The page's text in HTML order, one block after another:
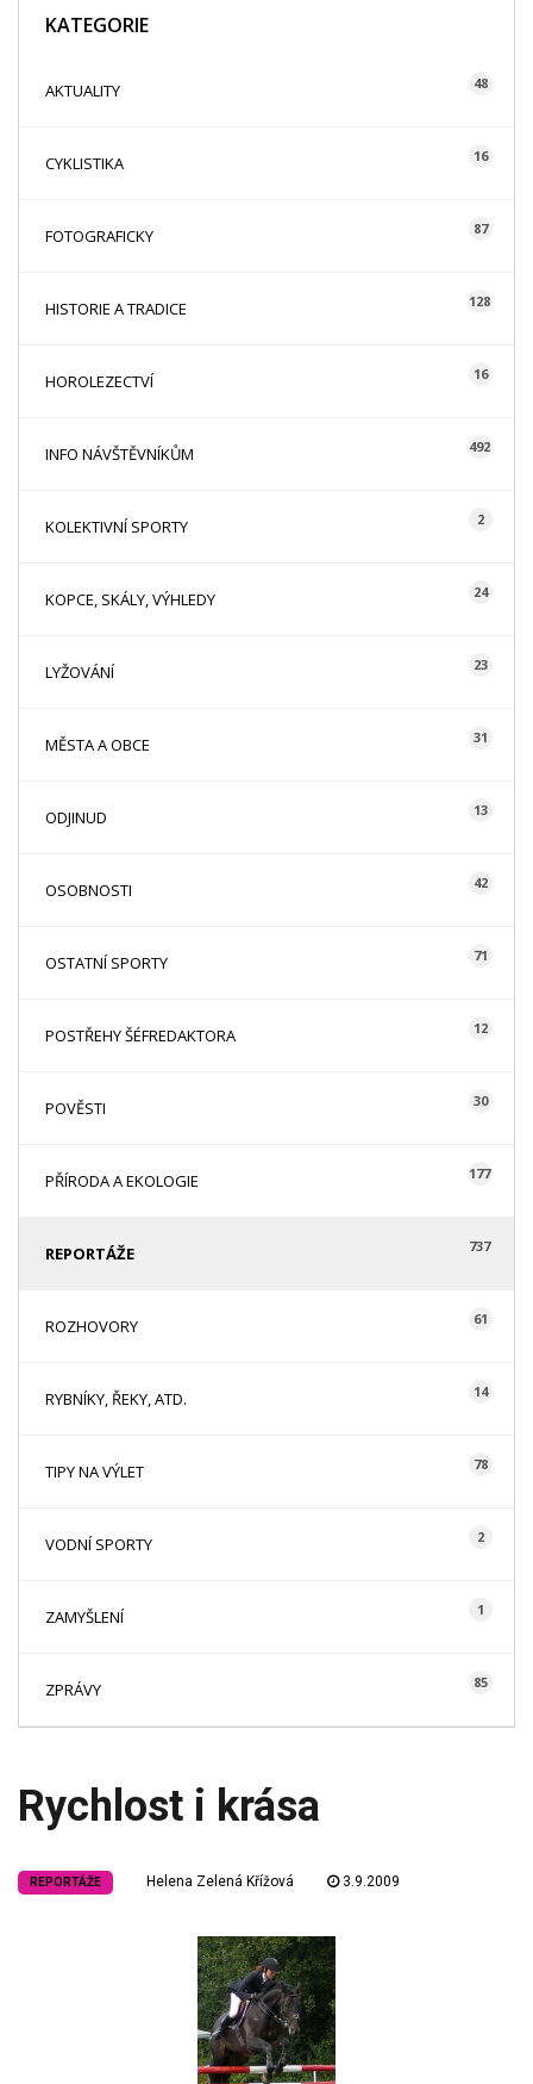
KATEGORIE
AKTUALITY 48
CYKLISTIKA 16
FOTOGRAFICKY 87
HISTORIE A TRADICE 128
HOROLEZECTVÍ 16
INFO NÁVŠTĚVNÍKŮM 492
KOLEKTIVNÍ SPORTY 2
KOPCE, SKÁLY, VÝHLEDY 24
LYŽOVÁNÍ 23
MĚSTA A OBCE 31
ODJINUD 13
OSOBNOSTI 42
OSTATNÍ SPORTY 71
POSTŘEHY ŠÉFREDAKTORA 12
POVĚSTI 30
PŘÍRODA A EKOLOGIE 177
REPORTÁŽE 737
ROZHOVORY 61
RYBNÍKY, ŘEKY, ATD. 14
TIPY NA VÝLET 78
VODNÍ SPORTY 2
ZAMYŠLENÍ 1
ZPRÁVY 85
Rychlost i krása
REPORTÁŽE Helena Zelená Křížová 3.9.2009